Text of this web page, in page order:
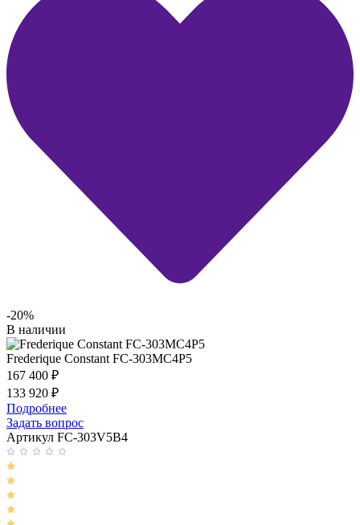
-20%
В наличии
Frederique Constant FC-303MC4P5
167 400 ₽
133 920 ₽
Подробнее
Задать вопрос
Артикул FC-303V5B4